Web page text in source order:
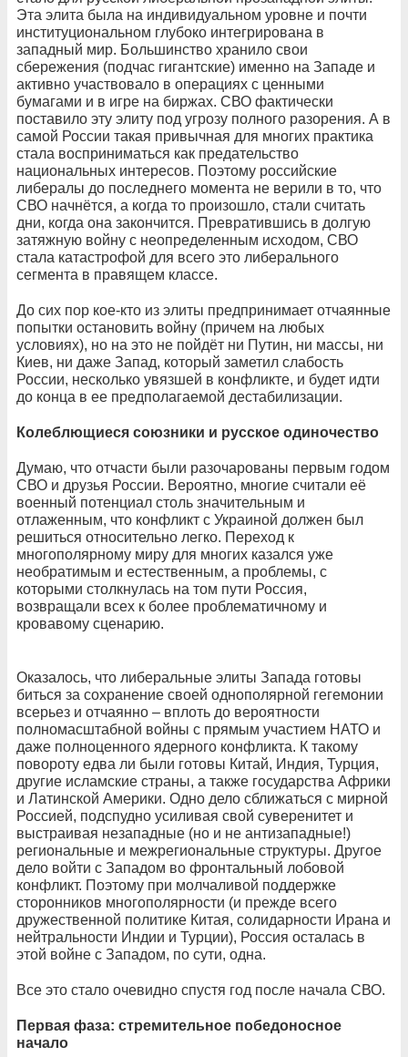
Эта элита была на индивидуальном уровне и почти
институциональном глубоко интегрирована в
западный мир. Большинство хранило свои
сбережения (подчас гигантские) именно на Западе и
активно участвовало в операциях с ценными
бумагами и в игре на биржах. СВО фактически
поставило эту элиту под угрозу полного разорения. А в
самой России такая привычная для многих практика
стала восприниматься как предательство
национальных интересов. Поэтому российские
либералы до последнего момента не верили в то, что
СВО начнётся, а когда то произошло, стали считать
дни, когда она закончится. Превратившись в долгую
затяжную войну с неопределенным исходом, СВО
стала катастрофой для всего это либерального
сегмента в правящем классе.
До сих пор кое-кто из элиты предпринимает отчаянные
попытки остановить войну (причем на любых
условиях), но на это не пойдёт ни Путин, ни массы, ни
Киев, ни даже Запад, который заметил слабость
России, несколько увязшей в конфликте, и будет идти
до конца в ее предполагаемой дестабилизации.
Колеблющиеся союзники и русское одиночество
Думаю, что отчасти были разочарованы первым годом
СВО и друзья России. Вероятно, многие считали её
военный потенциал столь значительным и
отлаженным, что конфликт с Украиной должен был
решиться относительно легко. Переход к
многополярному миру для многих казался уже
необратимым и естественным, а проблемы, с
которыми столкнулась на том пути Россия,
возвращали всех к более проблематичному и
кровавому сценарию.
Оказалось, что либеральные элиты Запада готовы
биться за сохранение своей однополярной гегемонии
всерьез и отчаянно – вплоть до вероятности
полномасштабной войны с прямым участием НАТО и
даже полноценного ядерного конфликта. К такому
повороту едва ли были готовы Китай, Индия, Турция,
другие исламские страны, а также государства Африки
и Латинской Америки. Одно дело сближаться с мирной
Россией, подспудно усиливая свой суверенитет и
выстраивая незападные (но и не антизападные!)
региональные и межрегиональные структуры. Другое
дело войти с Западом во фронтальный лобовой
конфликт. Поэтому при молчаливой поддержке
сторонников многополярности (и прежде всего
дружественной политике Китая, солидарности Ирана и
нейтральности Индии и Турции), Россия осталась в
этой войне с Западом, по сути, одна.
Все это стало очевидно спустя год после начала СВО.
Первая фаза: стремительное победоносное
начало